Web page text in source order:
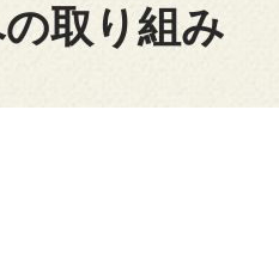
取り組み